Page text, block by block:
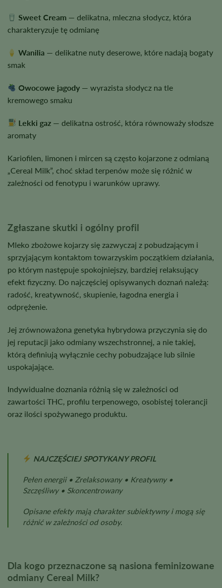
Sweet Cream — delikatna, mleczna słodycz, która
charakteryzuje tę odmianę
Wanilia — delikatne nuty deserowe, które nadają bogaty
smak
Owocowe jagody — wyrazista słodycz na tle
kremowego smaku
Lekki gaz — delikatna ostrość, która równoważy słodsze
aromaty
Kariofilen, limonen i mircen są często kojarzone z odmianą
„Cereal Milk”, choć skład terpenów może się różnić w
zależności od fenotypu i warunków uprawy.
Zgłaszane skutki i ogólny profil
Mleko zbożowe kojarzy się zazwyczaj z pobudzającym i
sprzyjającym kontaktom towarzyskim początkiem działania,
po którym następuje spokojniejszy, bardziej relaksujący
efekt fizyczny. Do najczęściej opisywanych doznań należą:
radość, kreatywność, skupienie, łagodna energia i
odprężenie.
Jej zrównoważona genetyka hybrydowa przyczynia się do
jej reputacji jako odmiany wszechstronnej, a nie takiej,
którą definiują wyłącznie cechy pobudzające lub silnie
uspokajające.
Indywidualne doznania różnią się w zależności od
zawartości THC, profilu terpenowego, osobistej tolerancji
oraz ilości spożywanego produktu.
NAJCZĘŚCIEJ SPOTYKANY PROFIL
Pełen energii • Zrelaksowany • Kreatywny •
Szczęśliwy • Skoncentrowany
Opisane efekty mają charakter subiektywny i mogą się
różnić w zależności od osoby.
Dla kogo przeznaczone są nasiona feminizowane
odmiany Cereal Milk?